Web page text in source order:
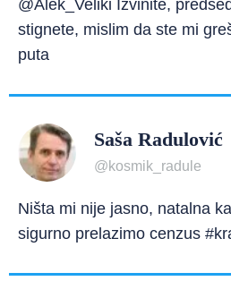
@Alek_Veliki Izvinite,
stignete, mislim da ste mi
puta
Saša Radulović
@kosmik_radule
Ništa mi nije jasno, natalna
sigurno prelazimo cenzus